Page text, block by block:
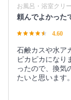
お風呂・浴室クリ
頼んでよかった
4.60
石鹸カスや水ア
ピカピカになり
ったので、換気
たいと思います。